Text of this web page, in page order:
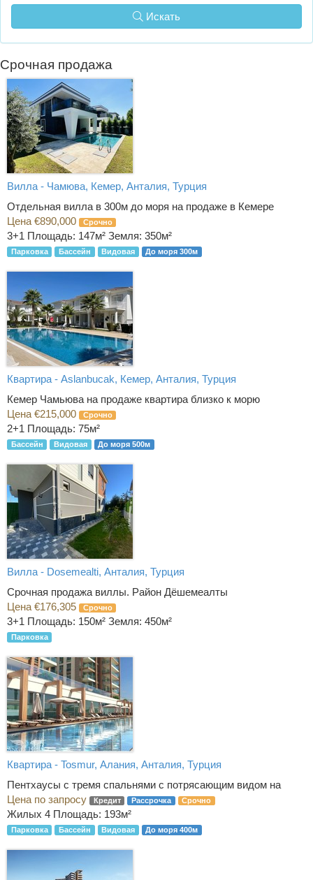
Искать
Срочная продажа
Вилла - Чамюва, Кемер, Анталия, Турция
Отдельная вилла в 300м до моря на продаже в Кемере
Цена €890,000
Срочно
3+1 Площадь: 147м² Земля: 350м²
Парковка Бассейн Видовая До моря 300м
Квартира - Aslanbucak, Кемер, Анталия, Турция
Кемер Чамьюва на продаже квартира близко к морю
Цена €215,000
Срочно
2+1 Площадь: 75м²
Бассейн Видовая До моря 500м
Вилла - Dosemealti, Анталия, Турция
Срочная продажа виллы. Район Дёшемеалты
Цена €176,305
Срочно
3+1 Площадь: 150м² Земля: 450м²
Парковка
Квартира - Tosmur, Алания, Анталия, Турция
Пентхаусы с тремя спальнями с потрясающим видом на
Цена по запросу
Кредит Рассрочка Срочно
Жилых 4 Площадь: 193м²
Парковка Бассейн Видовая До моря 400м